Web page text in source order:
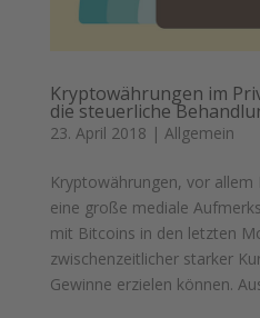
Kryptowährungen im
die steuerliche
23. April 2018 | Allgemein
Kryptowährungen, vor
eine große mediale
mit Bitcoins in den letzten
zwischenzeitlicher starker
Gewinne erzielen können.